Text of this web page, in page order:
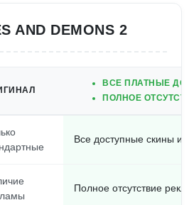
AND DEMONS 2
ВСЕ ПЛАТНЫЕ
ПОЛНОЕ
Все доступные скины и
Полное отсутствие